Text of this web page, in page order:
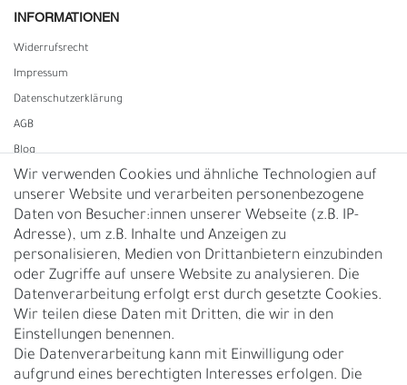
INFORMATIONEN
Widerrufs­recht
Impressum
Daten­schutz­erklärung
AGB
Blog
Vertrag widerrufen
UNTERNEHMEN
Nachhaltigkeit
Kontakt
Über uns
Rückgabe
Gürtelgröße messen
Wir verwenden Cookies und ähnliche Technologien auf
unserer Website und verarbeiten personenbezogene
Daten von Besucher:innen unserer Webseite (z.B. IP-
Adresse), um z.B. Inhalte und Anzeigen zu
personalisieren, Medien von Drittanbietern einzubinden
oder Zugriffe auf unsere Website zu analysieren. Die
Datenverarbeitung erfolgt erst durch gesetzte Cookies.
Wir teilen diese Daten mit Dritten, die wir in den
Einstellungen benennen.
Die Datenverarbeitung kann mit Einwilligung oder
aufgrund eines berechtigten Interesses erfolgen. Die